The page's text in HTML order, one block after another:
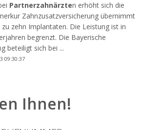
Partnerzahnärzten erhöht sich die
Zahnzusatzversicherung übernimmt
zu zehn Implantaten. Die Leistung ist in
begrenzt. Die Bayerische
beteiligt sich bei ...
09:30:37
Ihnen!